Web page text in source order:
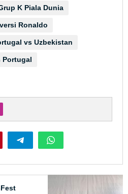
K Piala Dunia
Ronaldo
vs Uzbekistan
Portugal